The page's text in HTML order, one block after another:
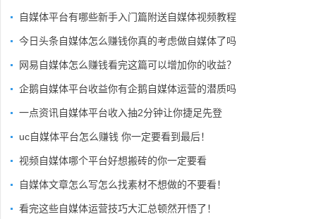
自媒体平台有哪些新手入门篇附送自媒体视频教程
今日头条自媒体怎么赚钱你真的考虑做自媒体了吗
网易自媒体怎么赚钱看完这篇可以增加你的收益？
企鹅自媒体平台收益你有企鹅自媒体运营的潜质吗
一点资讯自媒体平台收入抽2分钟让你捷足先登
uc自媒体平台怎么赚钱 你一定要看到最后！
视频自媒体哪个平台好想搬砖的你一定要看
自媒体文章怎么写怎么找素材不想做的不要看！
看完这些自媒体运营技巧大汇总顿然开悟了！